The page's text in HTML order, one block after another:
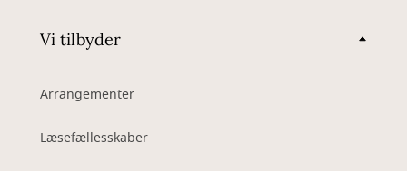
Vi tilbyder
Arrangementer
Læsefællesskaber